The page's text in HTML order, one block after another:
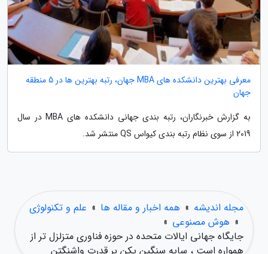
معرفی بهترین دانشکده های MBA جهان، رتبه بهترین ها در 5 منطقه
جهان
به گزارش خبرنگاران، رتبه بندی جهانی دانشکده های MBA در سال
2019 از سوی نظام رتبه بندی کیواس QS منتشر شد.
مجله اندیشه » همه اخبار و مقاله ها » علم و تکنولوژی
» هوش مصنوعی »
جایگاه جهانی ایالات متحده در حوزه فناوری متزلزل تر از
همواره است ، سایه سنگین پکن بر قدرت واشنگتن